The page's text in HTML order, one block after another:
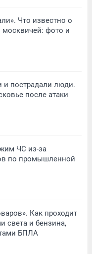
Что известно о
москвичей: фото и
и пострадали люди.
после атаки
ЧС из-за
по промышленной
Как проходит
света и бензина,
БПЛА